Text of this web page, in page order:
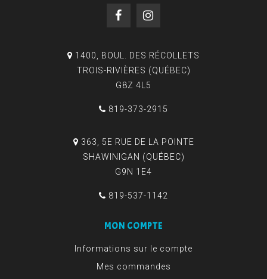
1400, BOUL. DES RÉCOLLETS
TROIS-RIVIÈRES (QUÉBEC)
G8Z 4L5
819-373-2915
363, 5E RUE DE LA POINTE
SHAWINIGAN (QUÉBEC)
G9N 1E4
819-537-1142
MON COMPTE
Informations sur le compte
Mes commandes